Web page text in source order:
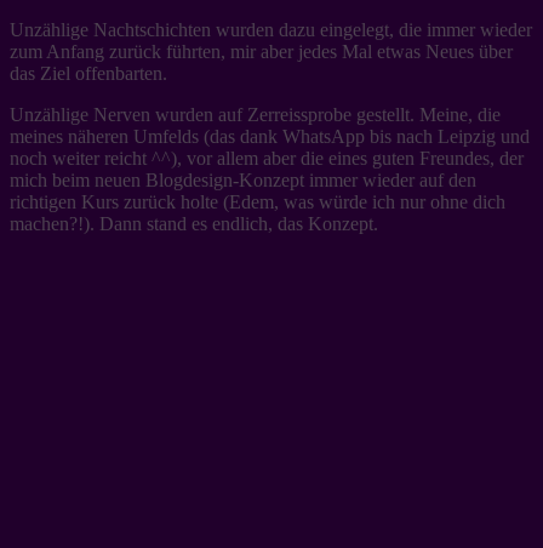
Unzählige Nachtschichten wurden dazu eingelegt, die immer wieder
zum Anfang zurück führten, mir aber jedes Mal etwas Neues über
das Ziel offenbarten.
Unzählige Nerven wurden auf Zerreissprobe gestellt. Meine, die
meines näheren Umfelds (das dank WhatsApp bis nach Leipzig und
noch weiter reicht ^^), vor allem aber die eines guten Freundes, der
mich beim neuen Blogdesign-Konzept immer wieder auf den
richtigen Kurs zurück holte (Edem, was würde ich nur ohne dich
machen?!). Dann stand es endlich, das Konzept.